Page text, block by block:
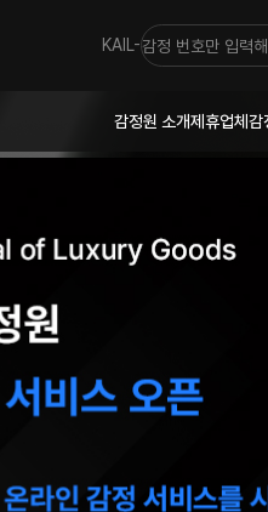
KAIL-
감정원 소개제휴업체감
정품보